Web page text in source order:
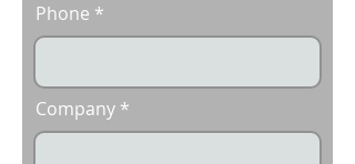
Phone
Company